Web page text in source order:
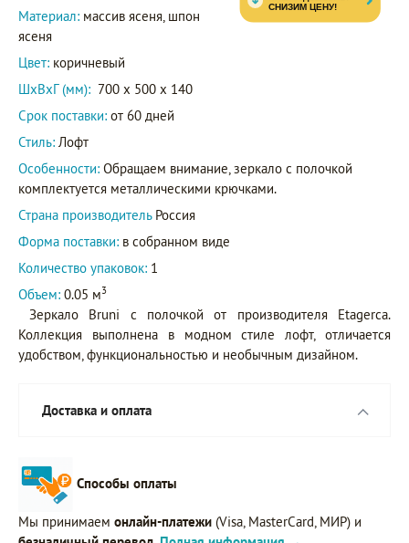
Материал: массив ясеня, шпон
ясеня
Цвет: коричневый
ШxВxГ (мм): 700 x 500 x 140
Срок поставки: от 60 дней
Стиль: Лофт
Особенности: Обращаем внимание, зеркало с полочкой
комплектуется металлическими крючками.
Страна производитель Россия
Форма поставки: в собранном виде
Количество упаковок: 1
Объем: 0.05 м3
Зеркало Bruni с полочкой от производителя Etagerca.
Коллекция выполнена в модном стиле лофт, отличается
удобством, функциональностью и необычным дизайном.
Доставка и оплата
Способы оплаты
Мы принимаем онлайн-платежи (Visa, MasterCard, МИР) и